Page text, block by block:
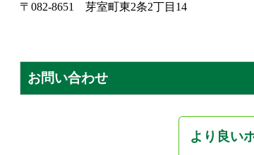
〒082-8651 芽室町東2条2丁目14
お問い合わせ
より良い